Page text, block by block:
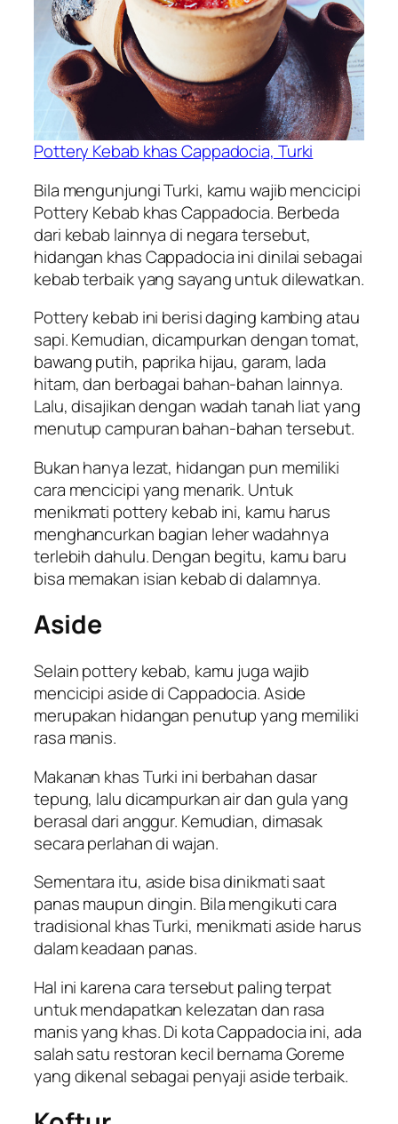
Pottery Kebab khas Cappadocia, Turki
Bila mengunjungi Turki, kamu wajib mencicipi
Pottery Kebab khas Cappadocia. Berbeda
dari kebab lainnya di negara tersebut,
hidangan khas Cappadocia ini dinilai sebagai
kebab terbaik yang sayang untuk dilewatkan.
Pottery kebab ini berisi daging kambing atau
sapi. Kemudian, dicampurkan dengan tomat,
bawang putih, paprika hijau, garam, lada
hitam, dan berbagai bahan-bahan lainnya.
Lalu, disajikan dengan wadah tanah liat yang
menutup campuran bahan-bahan tersebut.
Bukan hanya lezat, hidangan pun memiliki
cara mencicipi yang menarik. Untuk
menikmati pottery kebab ini, kamu harus
menghancurkan bagian leher wadahnya
terlebih dahulu. Dengan begitu, kamu baru
bisa memakan isian kebab di dalamnya.
Aside
Selain pottery kebab, kamu juga wajib
mencicipi aside di Cappadocia. Aside
merupakan hidangan penutup yang memiliki
rasa manis.
Makanan khas Turki ini berbahan dasar
tepung, lalu dicampurkan air dan gula yang
berasal dari anggur. Kemudian, dimasak
secara perlahan di wajan.
Sementara itu, aside bisa dinikmati saat
panas maupun dingin. Bila mengikuti cara
tradisional khas Turki, menikmati aside harus
dalam keadaan panas.
Hal ini karena cara tersebut paling terpat
untuk mendapatkan kelezatan dan rasa
manis yang khas. Di kota Cappadocia ini, ada
salah satu restoran kecil bernama Goreme
yang dikenal sebagai penyaji aside terbaik.